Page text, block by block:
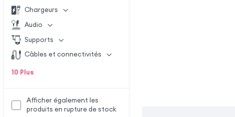
Chargeurs
Audio
Supports
Câbles et connectivités
10 Plus
Afficher également les
produits en rupture de stock